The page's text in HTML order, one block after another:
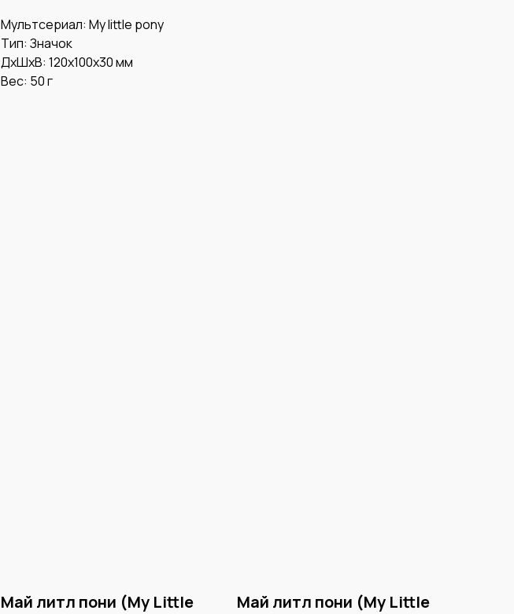
Мультсериал: My little pony
Тип: Значок
ДxШxВ: 120x100x30 мм
Вес: 50 г
Май литл пони (My Little
Май литл пони (My Little